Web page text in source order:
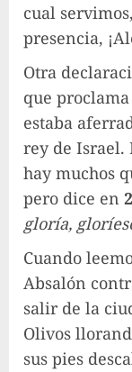
cual
presencia,
Otra
que
estaba
rey de Israel.
hay muchos
pero dice en
gloría,
Cuando
Absalón
salir de la
Olivos
sus pies